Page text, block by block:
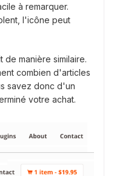
à remarquer.
l'icône peut
manière similaire.
combien d'articles
savez donc d'un
votre achat.